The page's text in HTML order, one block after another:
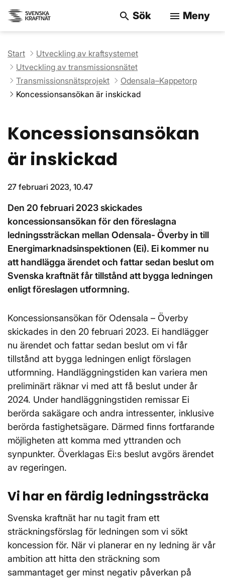
search Sök menu Meny
Start
Utveckling av kraftsystemet
Utveckling av transmissionsnätet
Transmissionsnätsprojekt
Odensala–Kappetorp
Koncessionsansökan är inskickad
Koncessionsansökan
är inskickad
27 februari 2023, 10.47
Den 20 februari 2023 skickades
koncessionsansökan för den föreslagna
ledningssträckan mellan Odensala- Överby in till
Energimarknadsinspektionen (Ei). Ei kommer nu
att handlägga ärendet och fattar sedan beslut om
Svenska kraftnät får tillstånd att bygga ledningen
enligt föreslagen utformning.
Koncessionsansökan för Odensala – Överby
skickades in den 20 februari 2023. Ei handlägger
nu ärendet och fattar sedan beslut om vi får
tillstånd att bygga ledningen enligt förslagen
utformning. Handläggningstiden kan variera men
preliminärt räknar vi med att få beslut under år
2024. Under handläggningstiden remissar Ei
berörda sakägare och andra intressenter, inklusive
berörda fastighetsägare. Därmed finns fortfarande
möjligheten att komma med yttranden och
synpunkter. Överklagas Ei:s beslut avgörs ärendet
av regeringen.
Vi har en färdig ledningssträcka
Svenska kraftnät har nu tagit fram ett
sträckningsförslag för ledningen som vi sökt
koncession för. När vi planerar en ny ledning är vår
ambition att hitta den sträckning som
sammantaget ger minst negativ påverkan på